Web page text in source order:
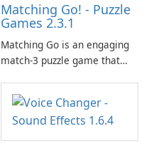
Matching Go! - Puzzle
Games 2.3.1
Matching Go is an engaging
match-3 puzzle game that
and her charming corgi,
Ollie, on an adventurous
journey across diverse
landscapes.